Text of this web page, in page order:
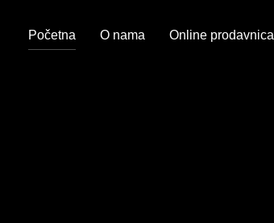
Početna O nama Online prodavnica